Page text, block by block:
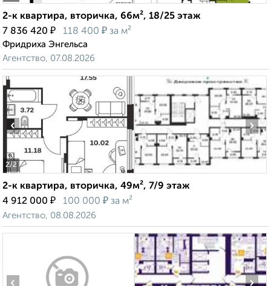
2-к квартира, вторичка, 66м², 18/25 этаж
7 836 420 ₽ 118 400 ₽ за м²
Фридриха Энгельса
Агентство, 07.08.2026
2/2
‹ ›
2-к квартира, вторичка, 49м², 7/9 этаж
4 912 000 ₽ 100 000 ₽ за м²
Агентство, 08.08.2026
‹ ›